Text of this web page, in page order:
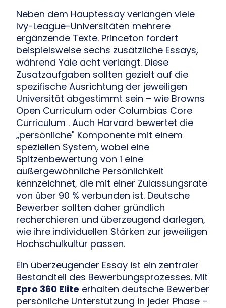
Neben dem Hauptessay verlangen viele
Ivy-League-Universitäten mehrere
ergänzende Texte. Princeton fordert
beispielsweise sechs zusätzliche Essays,
während Yale acht verlangt. Diese
Zusatzaufgaben sollten gezielt auf die
spezifische Ausrichtung der jeweiligen
Universität abgestimmt sein – wie Browns
Open Curriculum oder Columbias Core
Curriculum . Auch Harvard bewertet die
„persönliche" Komponente mit einem
speziellen System, wobei eine
Spitzenbewertung von 1 eine
außergewöhnliche Persönlichkeit
kennzeichnet, die mit einer Zulassungsrate
von über 90 % verbunden ist. Deutsche
Bewerber sollten daher gründlich
recherchieren und überzeugend darlegen,
wie ihre individuellen Stärken zur jeweiligen
Hochschulkultur passen.
Ein überzeugender Essay ist ein zentraler
Bestandteil des Bewerbungsprozesses. Mit
Epro 360 Elite erhalten deutsche Bewerber
persönliche Unterstützung in jeder Phase –